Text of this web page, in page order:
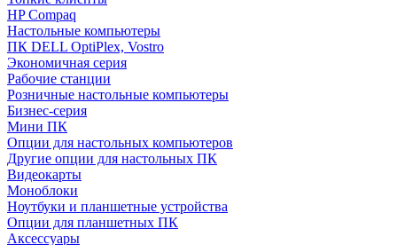
HP Compaq
Настольные компьютеры
ПК DELL OptiPlex, Vostro
Экономичная серия
Рабочие станции
Розничные настольные компьютеры
Бизнес-серия
Мини ПК
Опции для настольных компьютеров
Другие опции для настольных ПК
Видеокарты
Моноблоки
Ноутбуки и планшетные устройства
Опции для планшетных ПК
Аксессуары